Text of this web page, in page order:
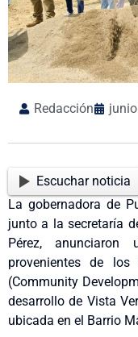
Redacción
Escuchar noticia
La gobernadora de
junto a la secretaría
Pérez,
provenientes de los
(Community
desarrollo de Vista
ubicada en el Barrio